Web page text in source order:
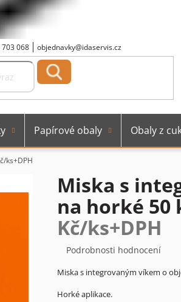
068 objednavky@idaservis.cz
Papírové obaly Obaly z
ks+DPH
Miska s
na horké 50
Kč/ks+DPH
Průměrné
produktu
0,0
Podrobnosti hodnocení
Miska s integrovaným víkem o
Horké aplikace.